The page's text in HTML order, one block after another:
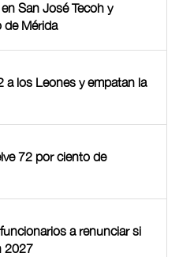
San José Tecoh y
de Mérida
a los Leones y empatan la
72 por ciento de
a renunciar si
2027